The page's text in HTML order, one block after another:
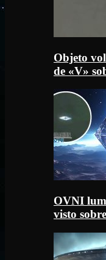
Objeto
de «V»
OVNI
visto